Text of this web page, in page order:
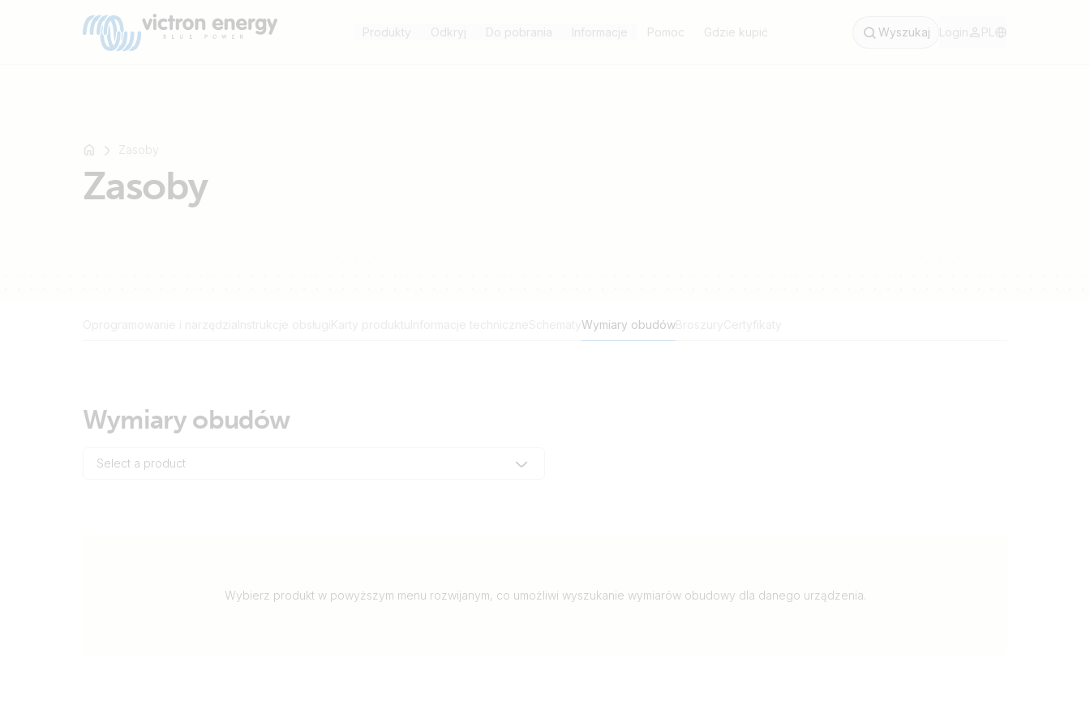
Produkty Odkryj Do pobrania Informacje Pomoc Gdzie kupić Wyszukaj Login PL
Zasoby
Zasoby
Wymiary obudów
Wymiary obudów
Select a product
Wybierz produkt w powyższym menu rozwijanym, co umożliwi wyszukanie wymiarów obudowy dla danego urządzenia.